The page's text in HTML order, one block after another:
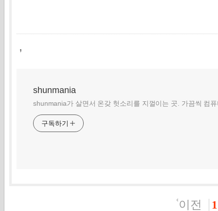
,
shunmania
shunmania가 살면서 온갖 헛소리를 지껄이는 곳. 가끔씩 컴
구독하기
이전 1